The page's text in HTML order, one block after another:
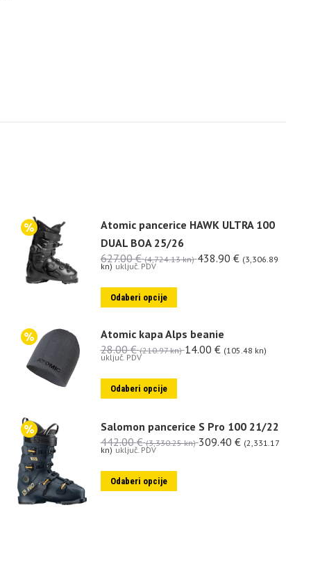
Atomic pancerice HAWK ULTRA 100
DUAL BOA 25/26
627.00€ (4,724.13 kn) 438.90 € (3,306.89
kn) uključ. PDV
Odaberi opcije
Atomic kapa Alps beanie
28.00€ (210.97 kn) 14.00 € (105.48 kn)
uključ. PDV
Odaberi opcije
Salomon pancerice S Pro 100 21/22
442.00€ (3,330.25 kn) 309.40 € (2,331.17
kn) uključ. PDV
Odaberi opcije